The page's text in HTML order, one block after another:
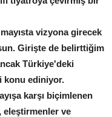
vizyona girecek
Girişte de belirttiğim
Türkiye'deki
konu ediniyor.
karşı biçimlenen
eleştirmenler ve